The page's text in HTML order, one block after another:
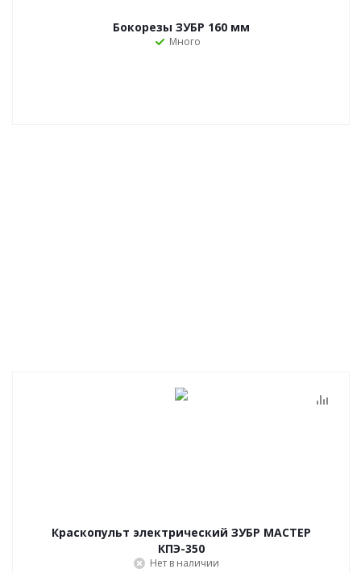
Бокорезы ЗУБР 160 мм
Много
Краскопульт электрический ЗУБР МАСТЕР
КПЭ-350
Нет в наличии